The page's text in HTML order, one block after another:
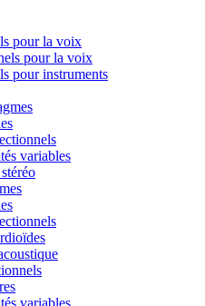
pour la voix
pour la voix
pour instruments
variables
variables